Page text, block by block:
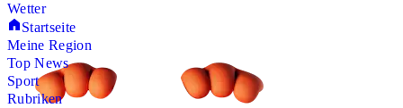
Wetter
Startseite
Meine Region
Top News
Sport
Rubriken